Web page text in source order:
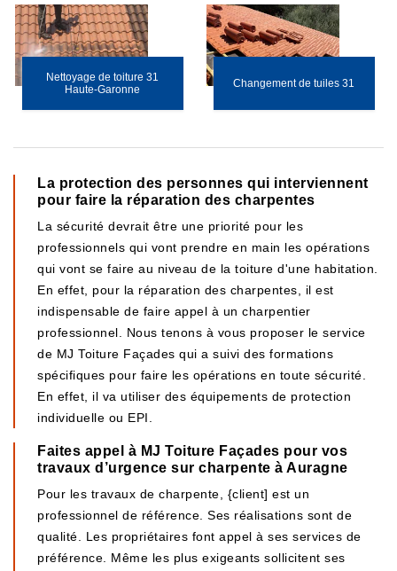
Nettoyage de toiture 31
Haute-Garonne
Changement de tuiles 31
La protection des personnes qui interviennent
pour faire la réparation des charpentes
La sécurité devrait être une priorité pour les
professionnels qui vont prendre en main les opérations
qui vont se faire au niveau de la toiture d'une habitation.
En effet, pour la réparation des charpentes, il est
indispensable de faire appel à un charpentier
professionnel. Nous tenons à vous proposer le service
de MJ Toiture Façades qui a suivi des formations
spécifiques pour faire les opérations en toute sécurité.
En effet, il va utiliser des équipements de protection
individuelle ou EPI.
Faites appel à MJ Toiture Façades pour vos
travaux d’urgence sur charpente à Auragne
Pour les travaux de charpente, {client] est un
professionnel de référence. Ses réalisations sont de
qualité. Les propriétaires font appel à ses services de
préférence. Même les plus exigeants sollicitent ses